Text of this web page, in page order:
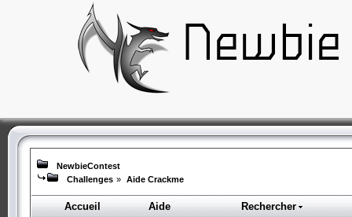
NewbieContest
Challenges » Aide Crackme
Accueil Aide Rechercher